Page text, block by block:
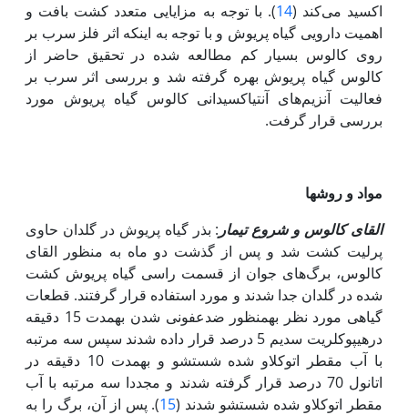
اکسید می‌کند (14). با توجه به مزایایی متعدد کشت بافت و
اهمیت دارویی گیاه پریوش و با توجه به اینکه اثر فلز سرب بر
روی کالوس بسیار کم مطالعه شده در تحقیق حاضر از
کالوس گیاه پریوش بهره گرفته شد و بررسی اثر سرب بر
فعالیت آنزیم‌های آنتی‏اکسیدانی کالوس گیاه پریوش مورد
بررسی قرار گرفت.
مواد و روش‏ها
القای کالوس و شروع تیمار : بذر گیاه پریوش در گلدان حاوی
پرلیت کشت شد و پس از گذشت دو ماه به منظور القای
کالوس، برگ‌های جوان از قسمت راسی گیاه پریوش کشت
شده در گلدان جدا شدند و مورد استفاده قرار گرفتند. قطعات
گیاهی مورد نظر به‏منظور ضدعفونی شدن به‏مدت 15 دقیقه
درهیپوکلریت سدیم 5 درصد قرار داده شدند سپس سه مرتبه
با آب مقطر اتوکلاو شده شستشو و به‏مدت 10 دقیقه در
اتانول 70 درصد قرار گرفته شدند و مجددا سه مرتبه با آب
مقطر اتوکلاو شده شستشو شدند (15). پس از آن، برگ را به